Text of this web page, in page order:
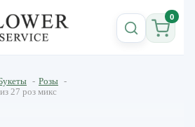
0
- Розы -
27 роз микс